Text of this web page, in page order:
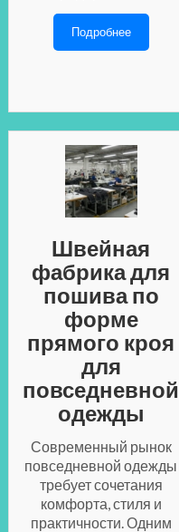
Подробнее
Швейная
фабрика для
пошива по
форме
прямого кроя
для
повседневной
одежды
Современный рынок
повседневной одежды
требует сочетания
комфорта, стиля и
практичности. Одним